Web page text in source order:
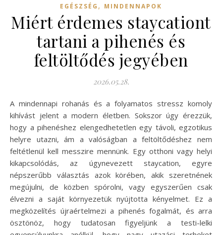
EGÉSZSÉG , MINDENNAPOK
Miért érdemes staycationt
tartani a pihenés és
feltöltődés jegyében
2026.05.28.
A mindennapi rohanás és a folyamatos stressz komoly
kihívást jelent a modern életben. Sokszor úgy érezzük,
hogy a pihenéshez elengedhetetlen egy távoli, egzotikus
helyre utazni, ám a valóságban a feltöltődéshez nem
feltétlenül kell messzire mennünk. Egy otthoni vagy helyi
kikapcsolódás, az úgynevezett staycation, egyre
népszerűbb választás azok körében, akik szeretnének
megújulni, de közben spórolni, vagy egyszerűen csak
élvezni a saját környezetük nyújtotta kényelmet. Ez a
megközelítés újraértelmezi a pihenés fogalmát, és arra
ösztönöz, hogy tudatosan figyeljünk a testi-lelki